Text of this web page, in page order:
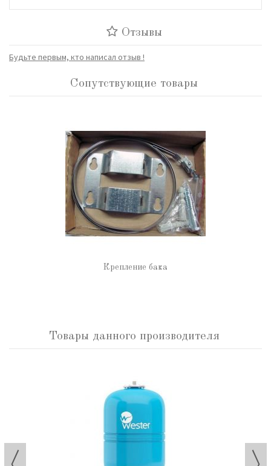
Отзывы
Будьте первым, кто написал отзыв !
Сопутствующие товары
Крепление бака
Товары данного производителя